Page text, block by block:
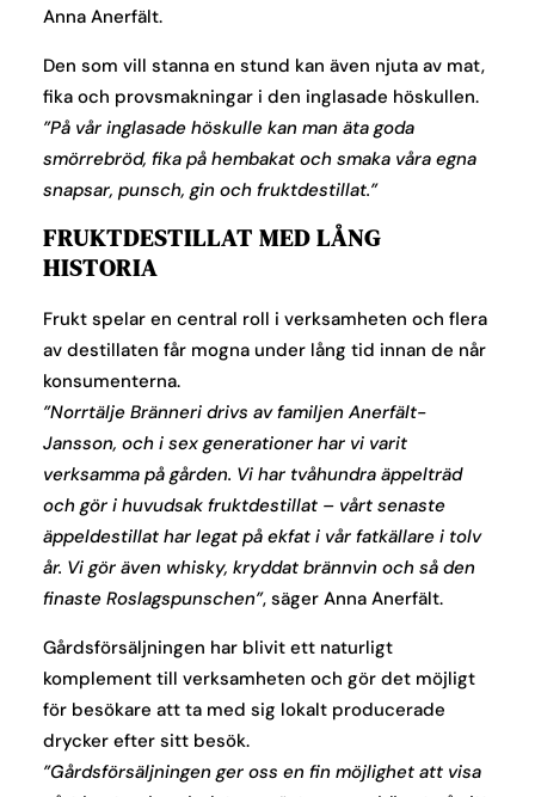
Anna Anerfält.
Den som vill stanna en stund kan även njuta av mat,
fika och provsmakningar i den inglasade höskullen.
”På vår inglasade höskulle kan man äta goda
smörrebröd, fika på hembakat och smaka våra egna
snapsar, punsch, gin och fruktdestillat.”
FRUKTDESTILLAT MED LÅNG
HISTORIA
Frukt spelar en central roll i verksamheten och flera
av destillaten får mogna under lång tid innan de når
konsumenterna.
”Norrtälje Bränneri drivs av familjen Anerfält-
Jansson, och i sex generationer har vi varit
verksamma på gården. Vi har tvåhundra äppelträd
och gör i huvudsak fruktdestillat – vårt senaste
äppeldestillat har legat på ekfat i vår fatkällare i tolv
år. Vi gör även whisky, kryddat brännvin och så den
finaste Roslagspunschen”, säger Anna Anerfält.
Gårdsförsäljningen har blivit ett naturligt
komplement till verksamheten och gör det möjligt
för besökare att ta med sig lokalt producerade
drycker efter sitt besök.
”Gårdsförsäljningen ger oss en fin möjlighet att visa